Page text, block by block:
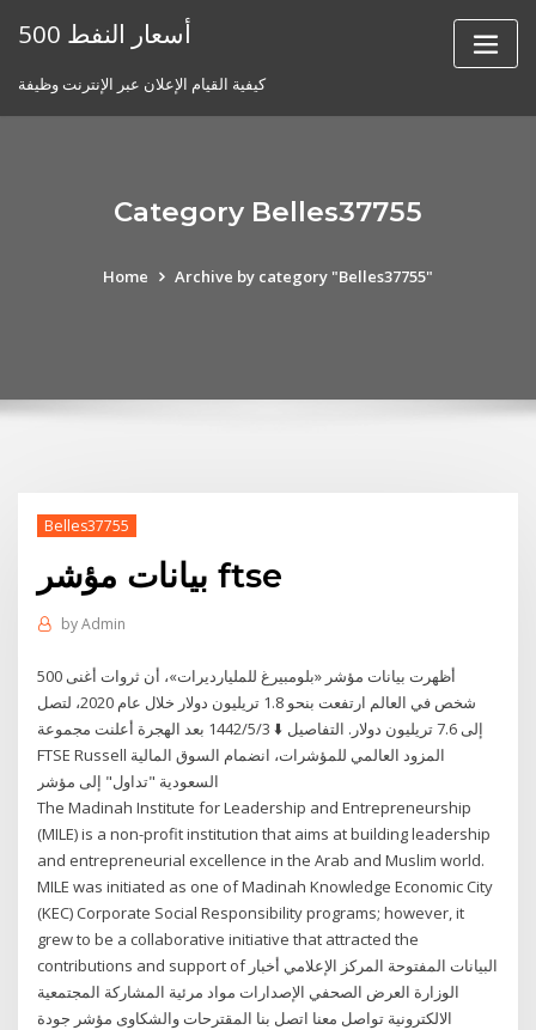
أسعار النفط 500
كيفية القيام الإعلان عبر الإنترنت وظيفة
Category Belles37755
Home Archive by category "Belles37755"
Belles37755
بيانات مؤشر ftse
byAdmin
أظهرت بيانات مؤشر «بلومبيرغ للمليارديرات»، أن ثروات أغنى 500
شخص في العالم ارتفعت بنحو 1.8 تريليون دولار خلال عام 2020، لتصل
إلى 7.6 تريليون دولار. التفاصيل ⬇️ 3‏‏/5‏‏/1442 بعد الهجرة أعلنت مجموعة
FTSE Russell المزود العالمي للمؤشرات، انضمام السوق المالية
السعودية "تداول" إلى مؤشر
The Madinah Institute for Leadership and Entrepreneurship
(MILE) is a non-profit institution that aims at building leadership
and entrepreneurial excellence in the Arab and Muslim world.
MILE was initiated as one of Madinah Knowledge Economic City
(KEC) Corporate Social Responsibility programs; however, it
grew to be a collaborative initiative that attracted the
contributions and support of البيانات المفتوحة المركز الإعلامي أخبار
الوزارة العرض الصحفي الإصدارات مواد مرئية المشاركة المجتمعية
الالكترونية تواصل معنا اتصل بنا المقترحات والشكاوى مؤشر جودة